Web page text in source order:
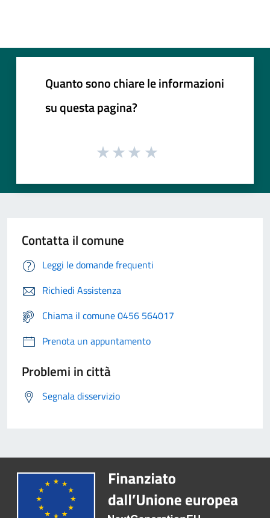
Quanto sono chiare le informazioni
su questa pagina?
Contatta il comune
Leggi le domande frequenti
Richiedi Assistenza
Chiama il comune 0456 564017
Prenota un appuntamento
Problemi in città
Segnala disservizio